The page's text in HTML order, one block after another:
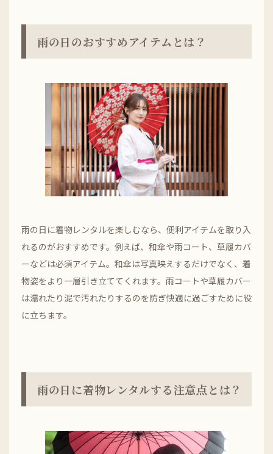
雨の日のおすすめアイテムとは？
雨の日に着物レンタルを楽しむなら、便利アイテムを取り入
れるのがおすすめです。例えば、和傘や雨コート、草履カバ
ーなどは必須アイテム。和傘は写真映えするだけでなく、着
物姿をより一層引き立ててくれます。雨コートや草履カバー
は濡れたり泥で汚れたりするのを防ぎ快適に過ごすために役
に立ちます。
雨の日に着物レンタルする注意点とは？